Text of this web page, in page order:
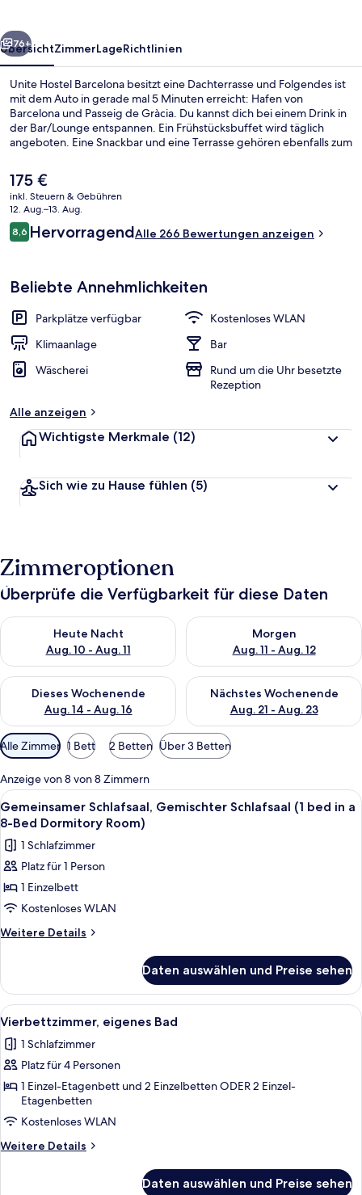
Weiter
76+
ÜbersichtZimmerLageRichtlinien
Unite Hostel Barcelona besitzt eine Dachterrasse und Folgendes ist
mit dem Auto in gerade mal 5 Minuten erreicht: Hafen von
Barcelona und Passeig de Gràcia. Du kannst dich bei einem Drink in
der Bar/Lounge entspannen. Ein Frühstücksbuffet wird täglich
angeboten. Eine Snackbar und eine Terrasse gehören ebenfalls zum
Fußmarsch entfernt: Zur U-Bahn-Station Ciutadella - Vila Olímpica
sind es 5 Minuten und zur U-Bahn-Station Bogatell 7 Minuten.
Der
aktuelle
Preis
beträgt
175 €.
175 €
inkl. Steuern & Gebühren
12. Aug.–13. Aug.
Bewertungen
8,68,6 von 10.
HervorragendAlle 266 Bewertungen anzeigen
Beliebte Annehmlichkeiten
Parkplätze verfügbar
Kostenloses WLAN
Klimaanlage
Bar
Wäscherei
Rund um die Uhr besetzte
Rezeption
Alle anzeigen
Wichtigste Merkmale (12)
Sich wie zu Hause fühlen (5)
Zimmeroptionen
Überprüfe die Verfügbarkeit für diese Daten
Heute Nacht
Aug. 10 - Aug. 11
Überprüfe die Verfügbarkeit für heute Nacht, Aug. 10 - Aug.
Morgen
Aug. 11 - Aug. 12
Überprüfe die Verfügbarkeit
Dieses Wochenende
Aug. 14 - Aug. 16
Überprüfe die Verfügbarkeit für dieses Wochenende, Aug. 14
Nächstes Wochenende
Aug. 21 - Aug. 23
Überprüfe die Verfügbarkeit
Verfügbare
Filter
für
Zimmer
Alle Zimmer 1 Bett 2 Betten Über 3 Betten
Anzeige von 8 von 8 Zimmern
Alle
Fotos
für
Gemeinsamer
Schlafsaal,
Gemischter
Schlafsaal
(1
a
8-
Bed
Dormitory
Room)
anzeigen
Ein Schlafsaalzimmer mit
8
Gemeinsamer Schlafsaal, Gemischter Schlafsaal (1 bed in a
8-Bed Dormitory Room)
1 Schlafzimmer
Platz für 1 Person
1 Einzelbett
Kostenloses WLAN
Weitere Details
Weitere
Schlafsaal,
Gemischter
Schlafsaal
bed
in
8-
Dormitory
Daten auswählen und Preise sehen
Alle
Fotos
für
Vierbettzimmer,
eigenes
Bad
anzeigen
Ein ordentlich bezogenes Bett mit
11
Vierbettzimmer, eigenes Bad
1 Schlafzimmer
Platz für 4 Personen
1 Einzel-Etagenbett und 2 Einzelbetten ODER 2 Einzel-
Etagenbetten
Kostenloses WLAN
Weitere Details
Weitere
Daten auswählen und Preise sehen